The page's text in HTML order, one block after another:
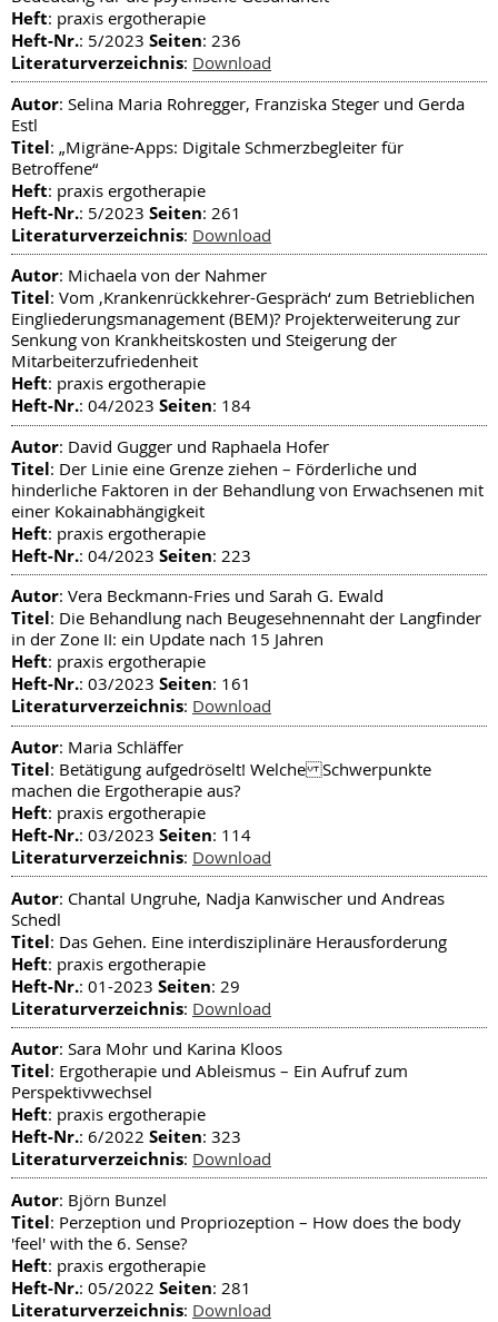
Heft: praxis ergotherapie
Heft-Nr.: 5/2023 Seiten: 236
Literaturverzeichnis: Download
Autor: Selina Maria Rohregger, Franziska Steger und Gerda
Estl
Titel: „Migräne-Apps: Digitale Schmerzbegleiter für
Betroffene“
Heft: praxis ergotherapie
Heft-Nr.: 5/2023 Seiten: 261
Literaturverzeichnis: Download
Autor: Michaela von der Nahmer
Titel: Vom ‚Krankenrückkehrer-Gespräch‘ zum Betrieblichen
Eingliederungsmanagement (BEM)? Projekterweiterung zur
Senkung von Krankheitskosten und Steigerung der
Mitarbeiterzufriedenheit
Heft: praxis ergotherapie
Heft-Nr.: 04/2023 Seiten: 184
Autor: David Gugger und Raphaela Hofer
Titel: Der Linie eine Grenze ziehen – Förderliche und
hinderliche Faktoren in der Behandlung von Erwachsenen mit
einer Kokainabhängigkeit
Heft: praxis ergotherapie
Heft-Nr.: 04/2023 Seiten: 223
Autor: Vera Beckmann-Fries und Sarah G. Ewald
Titel: Die Behandlung nach Beugesehnennaht der Langfinder
in der Zone II: ein Update nach 15 Jahren
Heft: praxis ergotherapie
Heft-Nr.: 03/2023 Seiten: 161
Literaturverzeichnis: Download
Autor: Maria Schläffer
Titel: Betätigung aufgedröselt! Welche Schwerpunkte
machen die Ergotherapie aus?
Heft: praxis ergotherapie
Heft-Nr.: 03/2023 Seiten: 114
Literaturverzeichnis: Download
Autor: Chantal Ungruhe, Nadja Kanwischer und Andreas
Schedl
Titel: Das Gehen. Eine interdisziplinäre Herausforderung
Heft: praxis ergotherapie
Heft-Nr.: 01-2023 Seiten: 29
Literaturverzeichnis: Download
Autor: Sara Mohr und Karina Kloos
Titel: Ergotherapie und Ableismus – Ein Aufruf zum
Perspektivwechsel
Heft: praxis ergotherapie
Heft-Nr.: 6/2022 Seiten: 323
Literaturverzeichnis: Download
Autor: Björn Bunzel
Titel: Perzeption und Propriozeption – How does the body
'feel' with the 6. Sense?
Heft: praxis ergotherapie
Heft-Nr.: 05/2022 Seiten: 281
Literaturverzeichnis: Download